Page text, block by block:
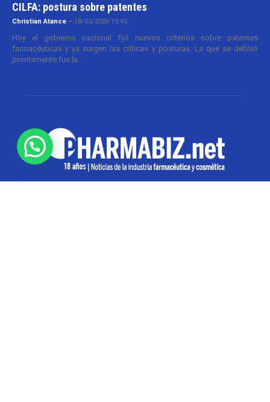
CILFA: postura sobre patentes
Christian Atance - 18/03/2026 15:45
Hoy el gobierno nacional fijó nuevos criterios sobre patentes
farmacéuticas y ya surgen las críticas y posturas. La que se definió
prontamente fue la...